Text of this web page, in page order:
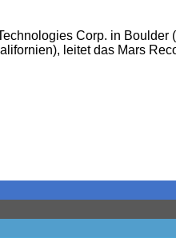
Corp. in
leitet das Mars